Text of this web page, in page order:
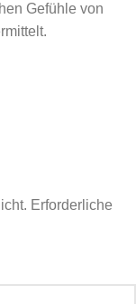
Gefühle von
Erforderliche